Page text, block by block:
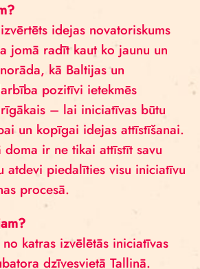
idejas novatoriskums
jomā radīt kaut ko jaunu un
kā Baltijas un
pozitīvi ietekmēs
– lai iniciatīvas būtu
un kopīgai idejas attīstīšanai.
doma ir ne tikai attīstīt savu
atdevi piedalīties visu iniciatīvu
procesā.
katras izvēlētās iniciatīvas
dzīvesvietā Tallinā.